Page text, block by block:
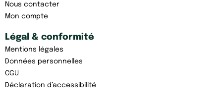
Nous contacter
Mon compte
Légal & conformité
Mentions légales
Données personnelles
CGU
Déclaration d’accessibilité